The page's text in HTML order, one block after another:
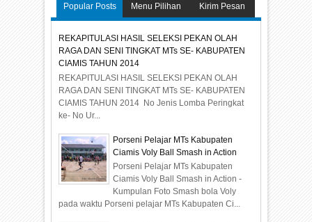
Popular Posts Menu Pilihan Kirim Pesan
REKAPITULASI HASIL SELEKSI PEKAN OLAH
RAGA DAN SENI TINGKAT MTs SE- KABUPATEN
CIAMIS TAHUN 2014
REKAPITULASI HASIL SELEKSI PEKAN OLAH
RAGA DAN SENI TINGKAT MTs SE- KABUPATEN
CIAMIS TAHUN 2014 No Jenis Lomba Peringkat
ke- No Ur...
Porseni Pelajar MTs Kabupaten
Ciamis Voly Ball Smash in Action
Porseni Pelajar MTs Kabupaten
Ciamis Voly Ball Smash in Action -
Kumpulan Foto Smash bola Voly
pada waktu Porseni pelajar MTs Kabupaten Ci...